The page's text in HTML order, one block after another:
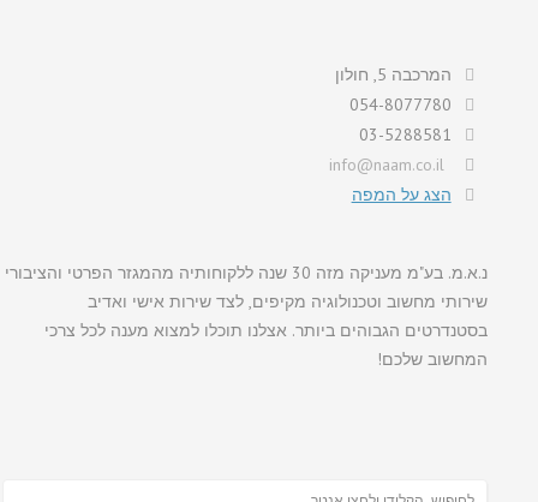
המרכבה 5, חולון
054-8077780
03-5288581
info@naam.co.il
הצג על המפה
נ.א.מ. בע"מ מעניקה מזה 30 שנה ללקוחותיה מהמגזר הפרטי והציבורי
שירותי מחשוב וטכנולוגיה מקיפים, לצד שירות אישי ואדיב
בסטנדרטים הגבוהים ביותר. אצלנו תוכלו למצוא מענה לכל צרכי
המחשוב שלכם!